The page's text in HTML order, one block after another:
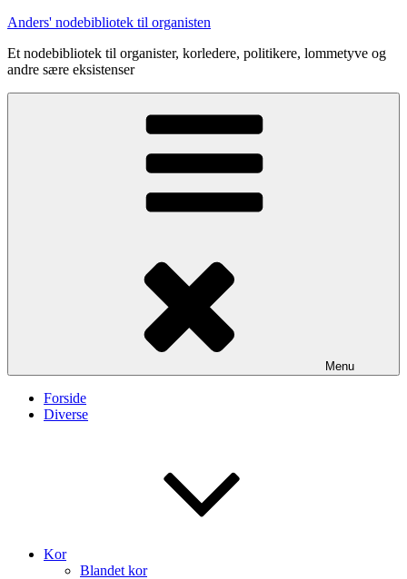
Videre
indhold
Anders' nodebibliotek til organisten
Et nodebibliotek til organister, korledere, politikere, lommetyve og
andre sære eksistenser
Menu
Forside
Diverse
Kor
Blandet kor